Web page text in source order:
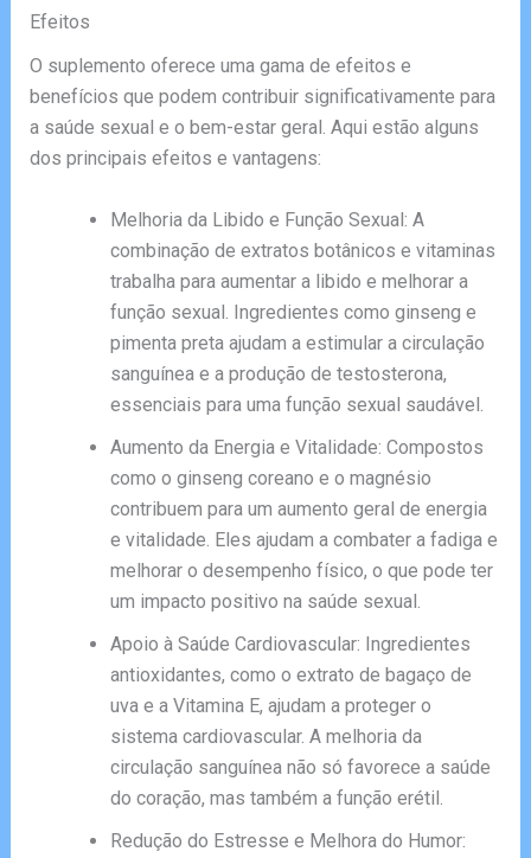
Efeitos
O suplemento oferece uma gama de efeitos e
benefícios que podem contribuir significativamente para
a saúde sexual e o bem-estar geral. Aqui estão alguns
dos principais efeitos e vantagens:
Melhoria da Libido e Função Sexual: A
combinação de extratos botânicos e vitaminas
trabalha para aumentar a libido e melhorar a
função sexual. Ingredientes como ginseng e
pimenta preta ajudam a estimular a circulação
sanguínea e a produção de testosterona,
essenciais para uma função sexual saudável.
Aumento da Energia e Vitalidade: Compostos
como o ginseng coreano e o magnésio
contribuem para um aumento geral de energia
e vitalidade. Eles ajudam a combater a fadiga e
melhorar o desempenho físico, o que pode ter
um impacto positivo na saúde sexual.
Apoio à Saúde Cardiovascular: Ingredientes
antioxidantes, como o extrato de bagaço de
uva e a Vitamina E, ajudam a proteger o
sistema cardiovascular. A melhoria da
circulação sanguínea não só favorece a saúde
do coração, mas também a função erétil.
Redução do Estresse e Melhora do Humor: